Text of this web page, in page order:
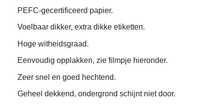
PEFC-gecertificeerd papier.
Voelbaar dikker, extra dikke etiketten.
Hoge witheidsgraad.
Eenvoudig opplakken, zie filmpje hieronder.
Zeer snel en goed hechtend.
Geheel dekkend, ondergrond schijnt niet door.